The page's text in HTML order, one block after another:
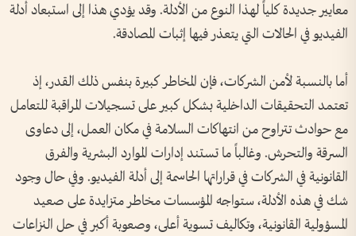
معايير جديدة كلياً لهذا النوع من الأدلة. وقد يؤدي هذا إلى استبعاد أدلة
الفيديو في الحالات التي يتعذر فيها إثبات المصادقة.
أما بالنسبة لأمن الشركات، فإن المخاطر كبيرة بنفس ذلك القدر، إذ
تعتمد التحقيقات الداخلية بشكل كبير على تسجيلات المراقبة للتعامل
مع حوادث تتراوح من انتهاكات السلامة في مكان العمل، إلى دعاوى
السرقة والتحرش. وغالباً ما تستند إدارات الموارد البشرية والفرق
القانونية في الشركات في قراراتها الحاسمة إلى أدلة الفيديو. وفي حال وجود
شك في هذه الأدلة، ستواجه المؤسسات مخاطر متزايدة على صعيد
المسؤولية القانونية، وتكاليف تسوية أعلى، وصعوبة أكبر في حل النزاعات